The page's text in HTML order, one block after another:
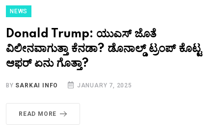
NEWS
Donald Trump: ಯುಎಸ್​ ಜೊತೆ
ವಿಲೀನವಾಗುತ್ತಾ ಕೆನಡಾ? ಡೊನಾಲ್ಡ್ ಟ್ರಂಪ್ ಕೊಟ್ಟ
ಆಫರ್ ಏನು ಗೊತ್ತಾ?
BY SARKAI INFO JANUARY 7, 2025
READ MORE